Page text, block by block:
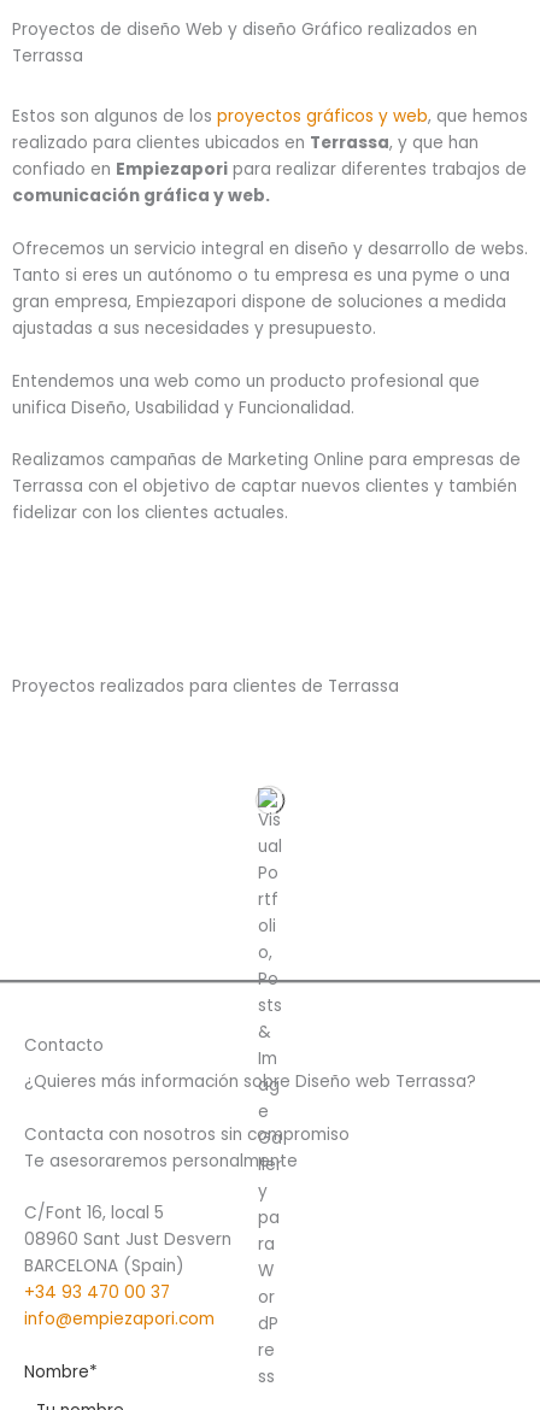
Proyectos de diseño Web y diseño Gráfico realizados en
Terrassa
Estos son algunos de los proyectos gráficos y web, que hemos
realizado para clientes ubicados en Terrassa, y que han
confiado en Empiezapori para realizar diferentes trabajos de
comunicación gráfica y web.
Ofrecemos un servicio integral en diseño y desarrollo de webs.
Tanto si eres un autónomo o tu empresa es una pyme o una
gran empresa, Empiezapori dispone de soluciones a medida
ajustadas a sus necesidades y presupuesto.
Entendemos una web como un producto profesional que
unifica Diseño, Usabilidad y Funcionalidad.
Realizamos campañas de Marketing Online para empresas de
Terrassa con el objetivo de captar nuevos clientes y también
fidelizar con los clientes actuales.
Proyectos realizados para clientes de Terrassa
Contacto
¿Quieres más información sobre Diseño web Terrassa?
Contacta con nosotros sin compromiso
Te asesoraremos personalmente
C/Font 16, local 5
08960 Sant Just Desvern
BARCELONA (Spain)
+34 93 470 00 37
info@empiezapori.com
Nombre*